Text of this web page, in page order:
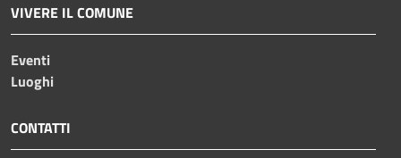
VIVERE IL COMUNE
Eventi
Luoghi
CONTATTI